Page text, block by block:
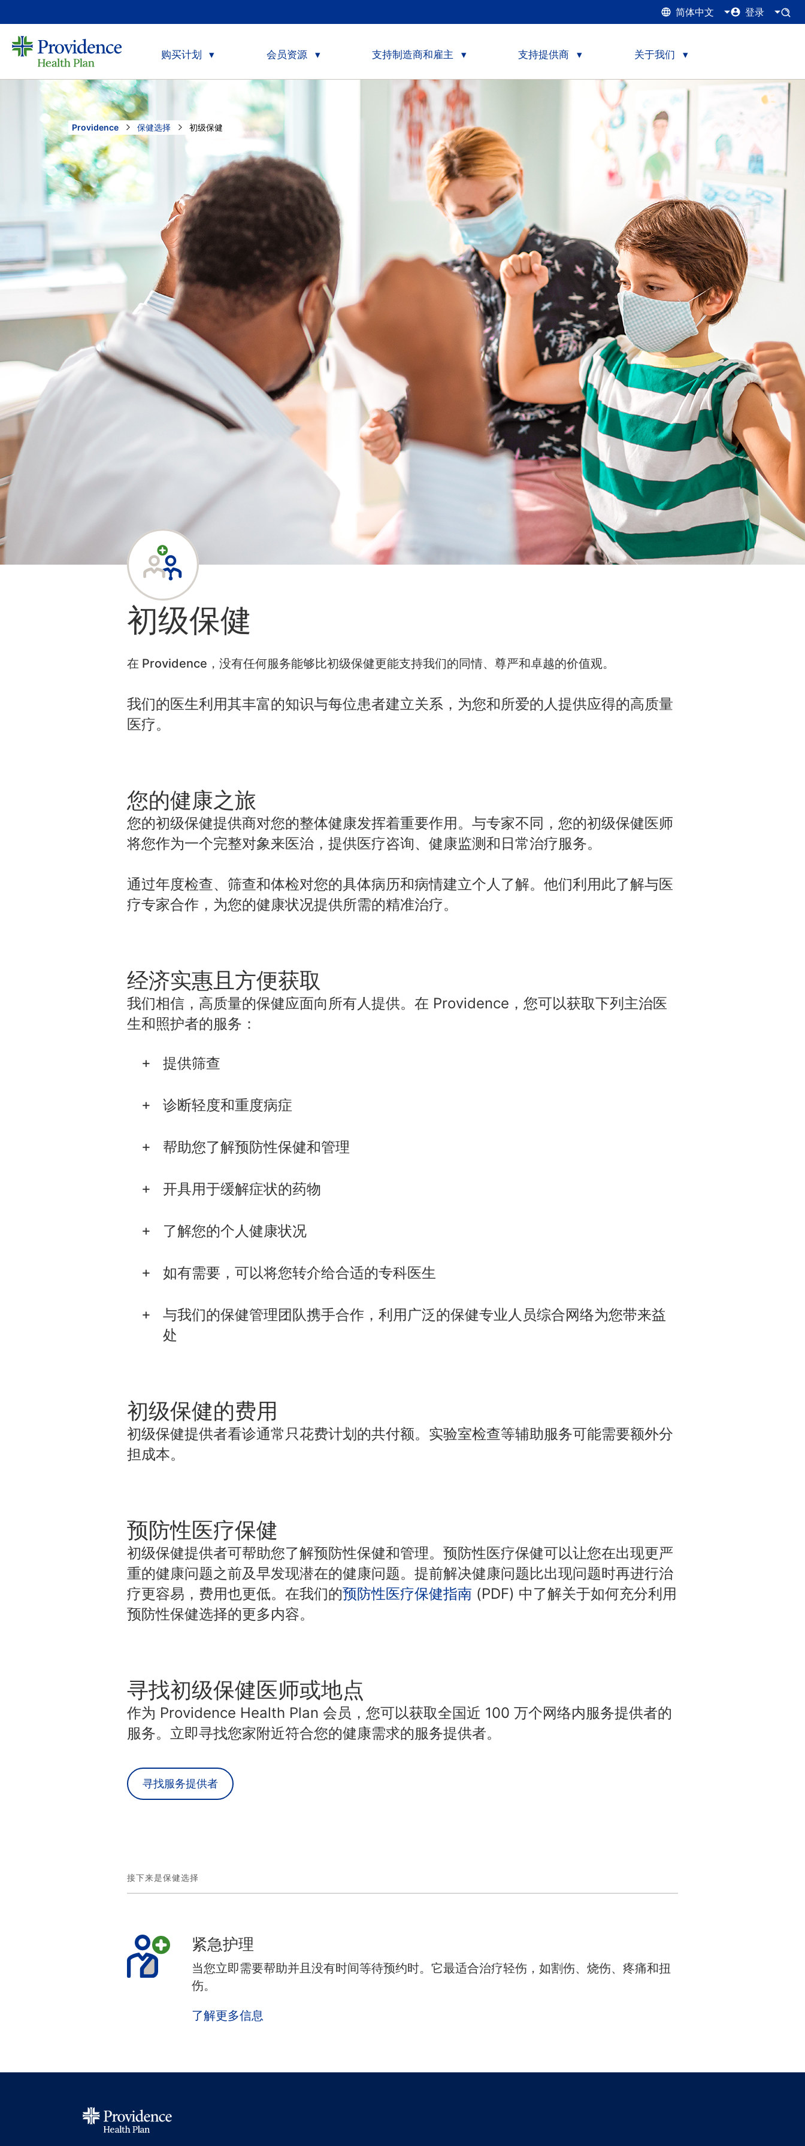
简体中文 登录
购买计划 会员资源 支持制造商和雇主 支持提供商 关于我们
Providence 保健选择 Current:
初级保健
初级保健
在 Providence，没有任何服务能够比初级保健更能支持我们的同情、尊严和卓越的价值观。
我们的医生利用其丰富的知识与每位患者建立关系，为您和所爱的人提供应得的高质量
医疗。
您的健康之旅
您的初级保健提供商对您的整体健康发挥着重要作用。与专家不同，您的初级保健医师
将您作为一个完整对象来医治，提供医疗咨询、健康监测和日常治疗服务。
通过年度检查、筛查和体检对您的具体病历和病情建立个人了解。他们利用此了解与医
疗专家合作，为您的健康状况提供所需的精准治疗。
经济实惠且方便获取
我们相信，高质量的保健应面向所有人提供。在 Providence，您可以获取下列主治医
生和照护者的服务：
提供筛查
诊断轻度和重度病症
帮助您了解预防性保健和管理
开具用于缓解症状的药物
了解您的个人健康状况
如有需要，可以将您转介给合适的专科医生
与我们的保健管理团队携手合作，利用广泛的保健专业人员综合网络为您带来益
处
初级保健的费用
初级保健提供者看诊通常只花费计划的共付额。实验室检查等辅助服务可能需要额外分
担成本。
预防性医疗保健
初级保健提供者可帮助您了解预防性保健和管理。预防性医疗保健可以让您在出现更严
重的健康问题之前及早发现潜在的健康问题。提前解决健康问题比出现问题时再进行治
疗更容易，费用也更低。在我们的预防性医疗保健指南 (PDF) 中了解关于如何充分利用
预防性保健选择的更多内容。
寻找初级保健医师或地点
作为 Providence Health Plan 会员，您可以获取全国近 100 万个网络内服务提供者的
服务。立即寻找您家附近符合您的健康需求的服务提供者。
寻找服务提供者
接下来是保健选择
紧急护理
当您立即需要帮助并且没有时间等待预约时。它最适合治疗轻伤，如割伤、烧伤、疼痛和扭
伤。
了解更多信息